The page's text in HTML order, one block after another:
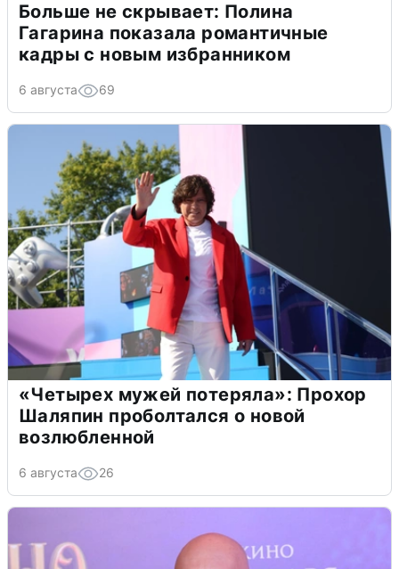
Больше не скрывает: Полина
Гагарина показала романтичные
кадры с новым избранником
6 августа 69
«Четырех мужей потеряла»: Прохор
Шаляпин проболтался о новой
возлюбленной
6 августа 26